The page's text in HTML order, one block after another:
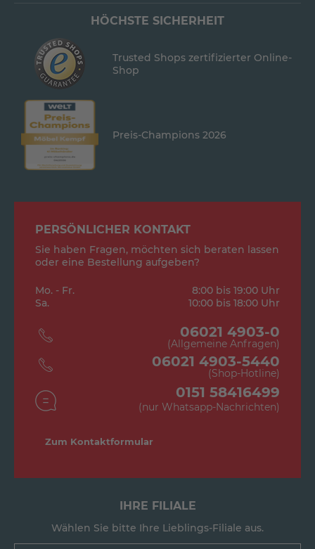
HÖCHSTE SICHERHEIT
Trusted Shops zertifizierter Online-
Shop
Preis-Champions 2026
PERSÖNLICHER KONTAKT
Sie haben Fragen, möchten sich beraten lassen
oder eine Bestellung aufgeben?
Mo. - Fr.
8:00 bis 19:00 Uhr
Sa.
10:00 bis 18:00 Uhr
06021 4903-0
(Allgemeine Anfragen)
06021 4903-5440
(Shop-Hotline)
0151 58416499
(nur Whatsapp-Nachrichten)
Zum Kontaktformular
IHRE FILIALE
Wählen Sie bitte Ihre Lieblings-Filiale aus.